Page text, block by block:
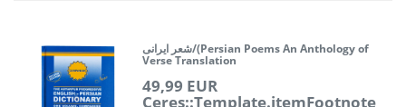
شعر ایرانی/(Persian Poems An Anthology of
Verse Translation
49,99 EUR
Ceres::Template.itemFootnote